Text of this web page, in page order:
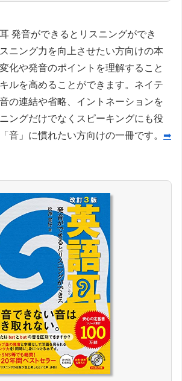
発音ができるとリスニングができ
ニング力を向上させたい方向けの本
化や発音のポイントを理解すること
ルを高めることができます。ネイテ
の連結や省略、イントネーションを
ングだけでなくスピーキングにも役
音」に慣れたい方向けの一冊です。 ➡